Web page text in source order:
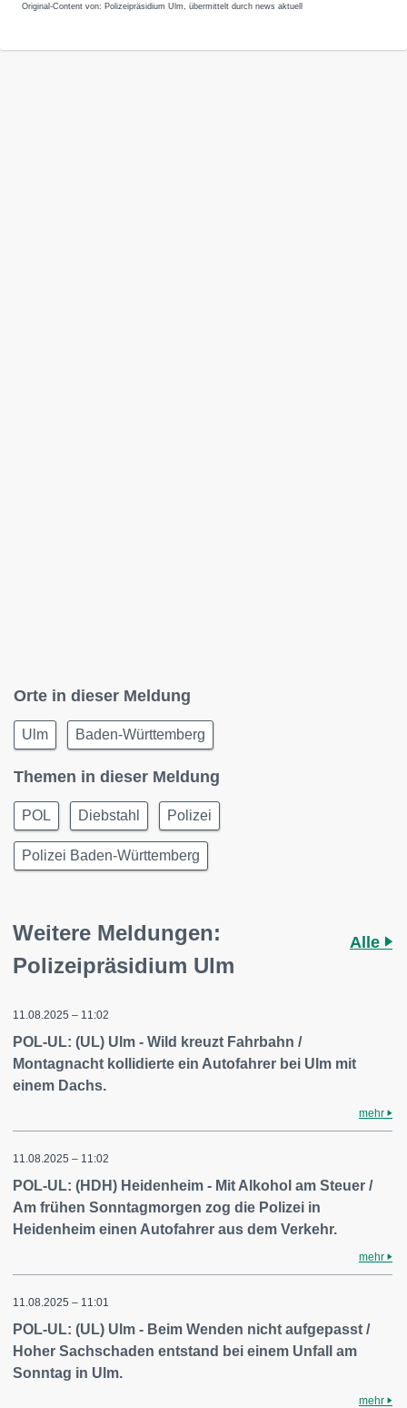
Original-Content von: Polizeipräsidium Ulm, übermittelt durch news aktuell
Orte in dieser Meldung
Ulm Baden-Württemberg
Themen in dieser Meldung
POL Diebstahl Polizei
Polizei Baden-Württemberg
Weitere Meldungen:
Polizeipräsidium Ulm
Alle
11.08.2025 – 11:02
POL-UL: (UL) Ulm - Wild kreuzt Fahrbahn /
Montagnacht kollidierte ein Autofahrer bei Ulm mit
einem Dachs.
mehr
11.08.2025 – 11:02
POL-UL: (HDH) Heidenheim - Mit Alkohol am Steuer /
Am frühen Sonntagmorgen zog die Polizei in
Heidenheim einen Autofahrer aus dem Verkehr.
mehr
11.08.2025 – 11:01
POL-UL: (UL) Ulm - Beim Wenden nicht aufgepasst /
Hoher Sachschaden entstand bei einem Unfall am
Sonntag in Ulm.
mehr